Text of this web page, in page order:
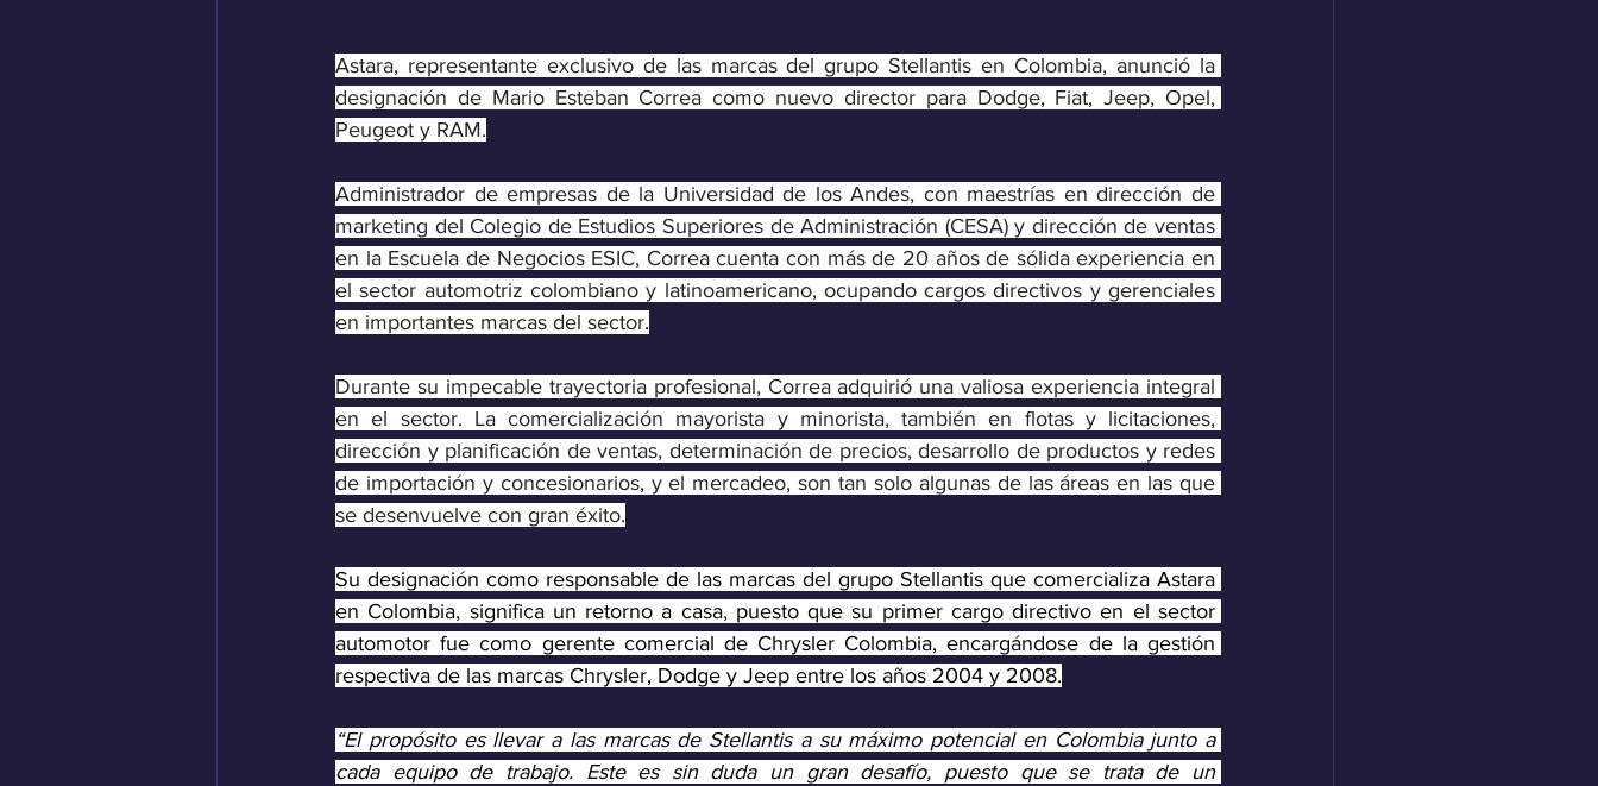
Astara, representante exclusivo de las marcas del grupo Stellantis en Colombia, anunció la
designación de Mario Esteban Correa como nuevo director para Dodge, Fiat, Jeep, Opel,
Peugeot y RAM.
Administrador de empresas de la Universidad de los Andes, con maestrías en dirección de
marketing del Colegio de Estudios Superiores de Administración (CESA) y dirección de ventas
en la Escuela de Negocios ESIC, Correa cuenta con más de 20 años de sólida experiencia en
el sector automotriz colombiano y latinoamericano, ocupando cargos directivos y gerenciales
en importantes marcas del sector.
Durante su impecable trayectoria profesional, Correa adquirió una valiosa experiencia integral
en el sector. La comercialización mayorista y minorista, también en flotas y licitaciones,
dirección y planificación de ventas, determinación de precios, desarrollo de productos y redes
de importación y concesionarios, y el mercadeo, son tan solo algunas de las áreas en las que
se desenvuelve con gran éxito.
Su designación como responsable de las marcas del grupo Stellantis que comercializa Astara
en Colombia, significa un retorno a casa, puesto que su primer cargo directivo en el sector
automotor fue como gerente comercial de Chrysler Colombia, encargándose de la gestión
respectiva de las marcas Chrysler, Dodge y Jeep entre los años 2004 y 2008.
“El propósito es llevar a las marcas de Stellantis a su máximo potencial en Colombia junto a
cada equipo de trabajo. Este es sin duda un gran desafío, puesto que se trata de un